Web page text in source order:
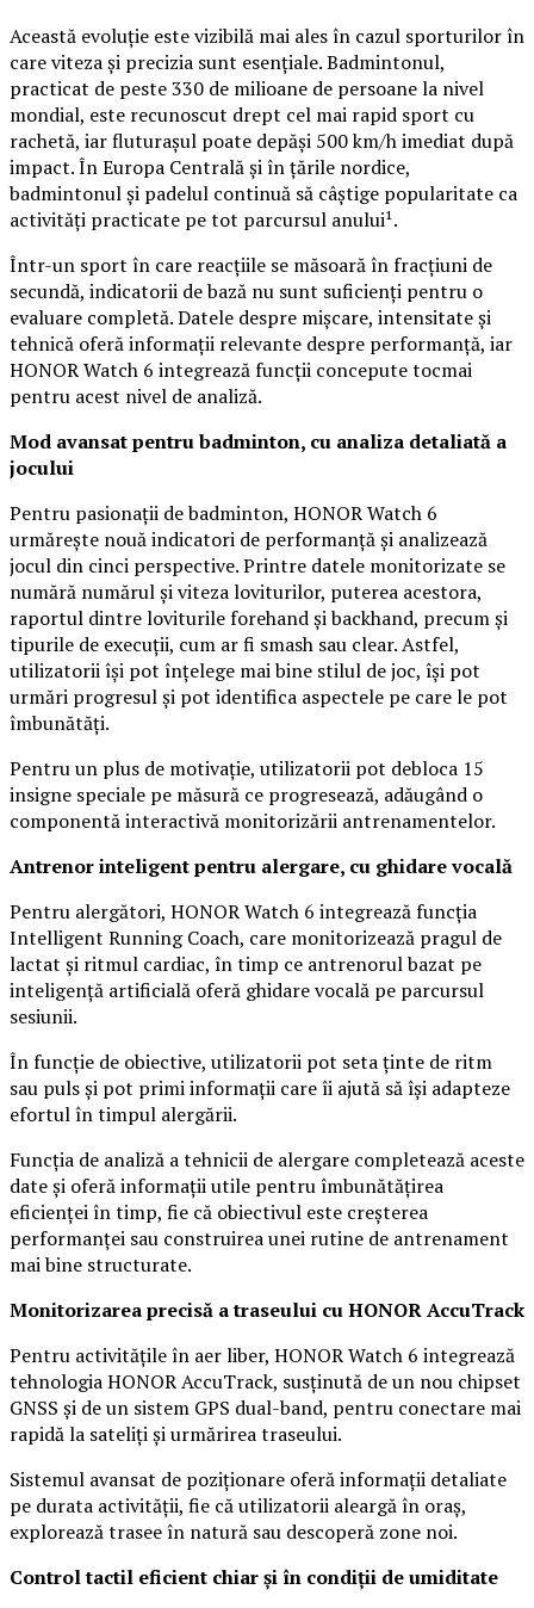
Această evoluție este vizibilă mai ales în cazul sporturilor în
care viteza și precizia sunt esențiale. Badmintonul,
practicat de peste 330 de milioane de persoane la nivel
mondial, este recunoscut drept cel mai rapid sport cu
rachetă, iar fluturașul poate depăși 500 km/h imediat după
impact. În Europa Centrală și în țările nordice,
badmintonul și padelul continuă să câștige popularitate ca
activități practicate pe tot parcursul anului¹.
Într-un sport în care reacțiile se măsoară în fracțiuni de
secundă, indicatorii de bază nu sunt suficienți pentru o
evaluare completă. Datele despre mișcare, intensitate și
tehnică oferă informații relevante despre performanță, iar
HONOR Watch 6 integrează funcții concepute tocmai
pentru acest nivel de analiză.
Mod avansat pentru badminton, cu analiza detaliată a
jocului
Pentru pasionații de badminton, HONOR Watch 6
urmărește nouă indicatori de performanță și analizează
jocul din cinci perspective. Printre datele monitorizate se
numără numărul și viteza loviturilor, puterea acestora,
raportul dintre loviturile forehand și backhand, precum și
tipurile de execuții, cum ar fi smash sau clear. Astfel,
utilizatorii își pot înțelege mai bine stilul de joc, își pot
urmări progresul și pot identifica aspectele pe care le pot
îmbunătăți.
Pentru un plus de motivație, utilizatorii pot debloca 15
insigne speciale pe măsură ce progresează, adăugând o
componentă interactivă monitorizării antrenamentelor.
Antrenor inteligent pentru alergare, cu ghidare vocală
Pentru alergători, HONOR Watch 6 integrează funcția
Intelligent Running Coach, care monitorizează pragul de
lactat și ritmul cardiac, în timp ce antrenorul bazat pe
inteligență artificială oferă ghidare vocală pe parcursul
sesiunii.
În funcție de obiective, utilizatorii pot seta ținte de ritm
sau puls și pot primi informații care îi ajută să își adapteze
efortul în timpul alergării.
Funcția de analiză a tehnicii de alergare completează aceste
date și oferă informații utile pentru îmbunătățirea
eficienței în timp, fie că obiectivul este creșterea
performanței sau construirea unei rutine de antrenament
mai bine structurate.
Monitorizarea precisă a traseului cu HONOR AccuTrack
Pentru activitățile în aer liber, HONOR Watch 6 integrează
tehnologia HONOR AccuTrack, susținută de un nou chipset
GNSS și de un sistem GPS dual-band, pentru conectare mai
rapidă la sateliți și urmărirea traseului.
Sistemul avansat de poziționare oferă informații detaliate
pe durata activității, fie că utilizatorii aleargă în oraș,
explorează trasee în natură sau descoperă zone noi.
Control tactil eficient chiar și în condiții de umiditate